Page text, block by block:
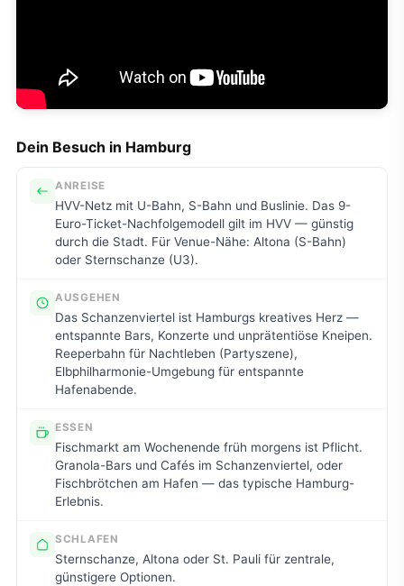
Dein Besuch in Hamburg
ANREISE
HVV-Netz mit U-Bahn, S-Bahn und Buslinie. Das 9-
Euro-Ticket-Nachfolgemodell gilt im HVV — günstig
durch die Stadt. Für Venue-Nähe: Altona (S-Bahn)
oder Sternschanze (U3).
AUSGEHEN
Das Schanzenviertel ist Hamburgs kreatives Herz —
entspannte Bars, Konzerte und unprätentiöse Kneipen.
Reeperbahn für Nachtleben (Partyszene),
Elbphilharmonie-Umgebung für entspannte
Hafenabende.
ESSEN
Fischmarkt am Wochenende früh morgens ist Pflicht.
Granola-Bars und Cafés im Schanzenviertel, oder
Fischbrötchen am Hafen — das typische Hamburg-
Erlebnis.
SCHLAFEN
Sternschanze, Altona oder St. Pauli für zentrale,
günstigere Optionen.